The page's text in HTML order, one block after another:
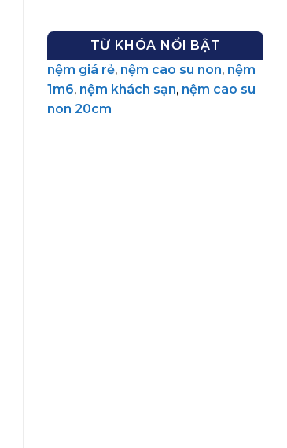
TỪ KHÓA NỔI BẬT
nệm giá rẻ, nệm cao su non, nệm
1m6, nệm khách sạn, nệm cao su
non 20cm